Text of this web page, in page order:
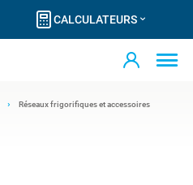
CALCULATEURS
Réseaux frigorifiques et accessoires